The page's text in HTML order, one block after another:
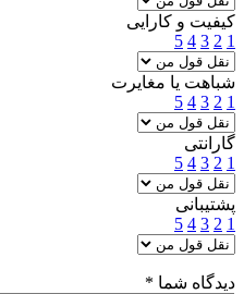
کیفیت و کارایی
1
2
3
4
5
شباهت یا مغایرت
1
2
3
4
5
گارانتی
1
2
3
4
5
پشتیبانی
1
2
3
4
5
دیدگاه شما *